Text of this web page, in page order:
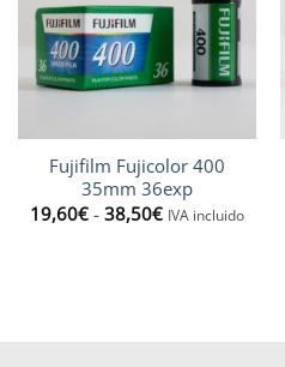
Fujifilm Fujicolor 400
35mm 36exp
19,60€ - 38,50€Rango
de
IVA incluido